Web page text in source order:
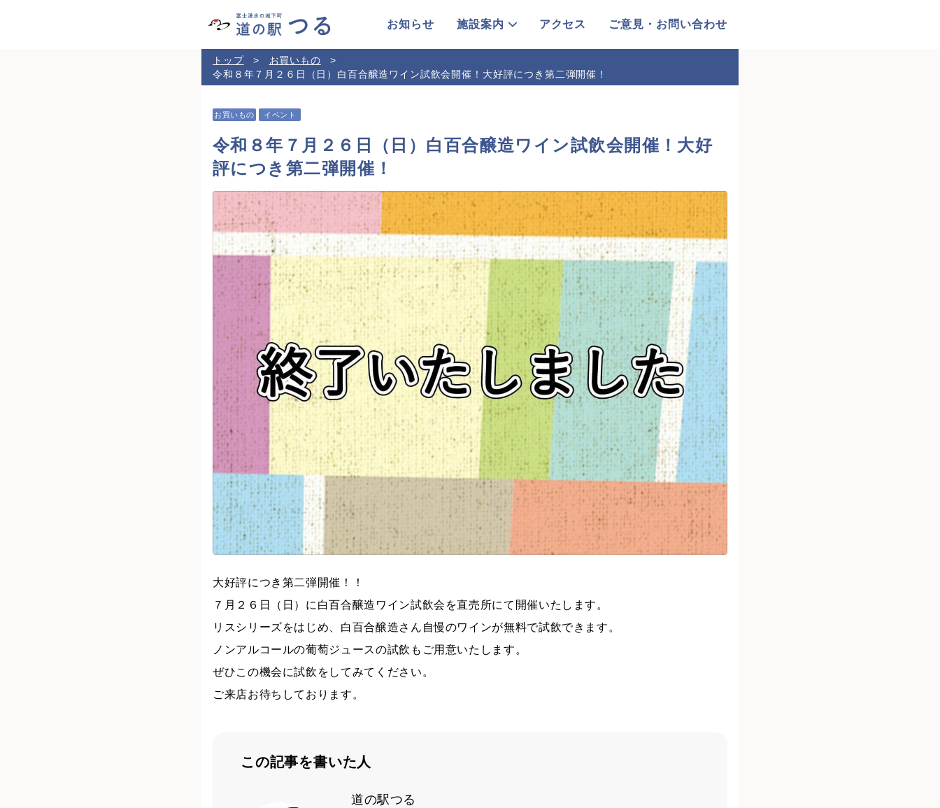
お知らせ 施設案内 アクセス ご意見・お問い合わせ
トップ
お買いもの
令和８年７月２６日（日）白百合醸造ワイン試飲会開催！大好評につき第二弾開催！
お買いもの イベント
令和８年７月２６日（日）白百合醸造ワイン試飲会開催！大好
評につき第二弾開催！
大好評につき第二弾開催！！
７月２６日（日）に白百合醸造ワイン試飲会を直売所にて開催いたします。
リスシリーズをはじめ、白百合醸造さん自慢のワインが無料で試飲できます。
ノンアルコールの葡萄ジュースの試飲もご用意いたします。
ぜひこの機会に試飲をしてみてください。
ご来店お待ちしております。
この記事を書いた人
道の駅つる